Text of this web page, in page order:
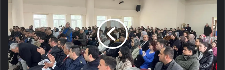
Kalesi
Gerçekleştirildi